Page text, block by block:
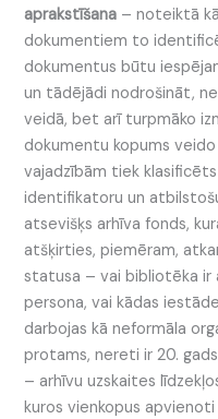
aprakstīšana – noteiktā
dokumentiem to
dokumentus būtu
un tādējādi nodrošināt,
veidā, bet arī turpmāko
dokumentu kopums
vajadzībām tiek
identifikatoru un
atsevišķs arhīva fonds,
atšķirties, piemēram,
statusa – vai bibliotēka ir
persona, vai kādas
darbojas kā neformāla
protams, nereti ir 20.
– arhīvu uzskaites
kuros vienkopus